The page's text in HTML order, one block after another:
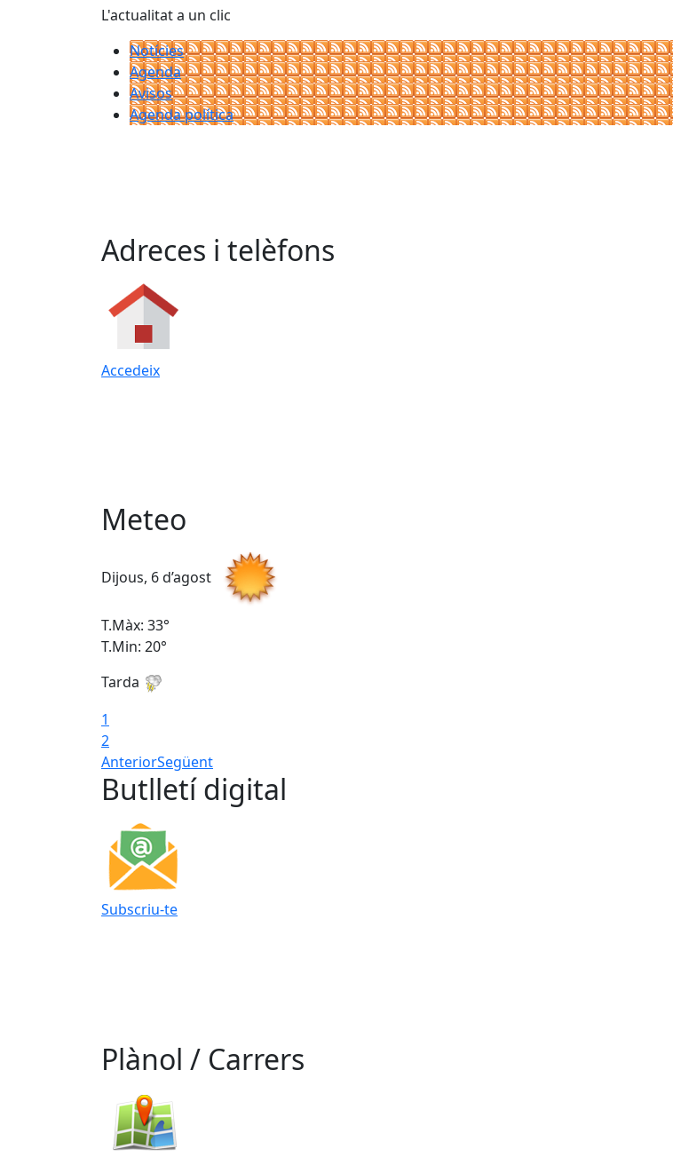
L'actualitat a un clic
Notícies
Agenda
Avisos
Agenda política
Adreces i telèfons
Accedeix
Meteo
Dijous, 6 d’agost
T.Màx: 33°
T.Min: 20°
Tarda
1
2
AnteriorSegüent
Butlletí digital
Subscriu-te
Plànol / Carrers